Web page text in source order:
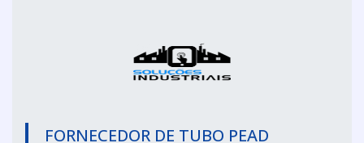
FORNECEDOR DE TUBO PEAD